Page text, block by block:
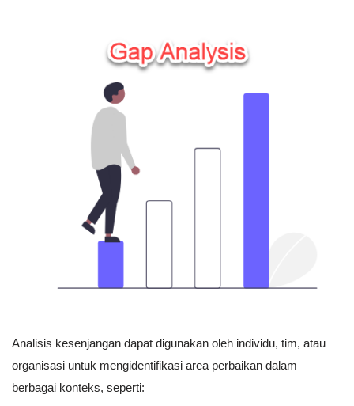
Analisis kesenjangan dapat digunakan oleh individu, tim, atau
organisasi untuk mengidentifikasi area perbaikan dalam
berbagai konteks, seperti: